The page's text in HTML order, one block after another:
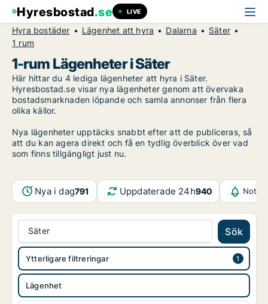
Hyresbostad.se LIVE
Hyra bostäder Lägenhet att hyra Dalarna
Säter
1 rum
1-rum Lägenheter i Säter
Här hittar du 4 lediga lägenheter att hyra i Säter.
Hyresbostad.se visar nya lägenheter genom att övervaka
bostadsmarknaden löpande och samla annonser från flera
olika källor.
Nya lägenheter upptäcks snabbt efter att de publiceras, så
att du kan agera direkt och få en tydlig överblick över vad
som finns tillgängligt just nu.
Nya i dag791 Uppdaterade 24h940
Säter Sök
Lägenhet
Ytterligare filtreringar